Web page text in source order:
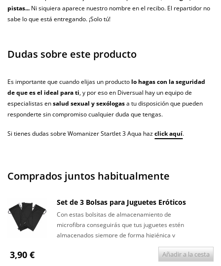
pistas... Ni siquiera aparece nuestro nombre en el recibo. El repartidor no
sabe lo que está entregando. ¡Solo tú!
Dudas sobre este producto
Es importante que cuando elijas un producto lo hagas con la seguridad
de que es el ideal para ti, y por eso en Diversual hay un equipo de
especialistas ensalud sexual y sexólogasa tu disposición que pueden
responderte sin compromiso cualquier duda que tengas.
Si tienes dudas sobre Womanizer Startlet 3 Aqua hazclick aquí.
Comprados juntos habitualmente
Set de 3 Bolsas para Juguetes Eróticos
Con estas bolsitas de almacenamiento de
microfibra conseguirás que tus juguetes estén
almacenados siempre de forma higiénica y
3,90 € Añadir a la cesta